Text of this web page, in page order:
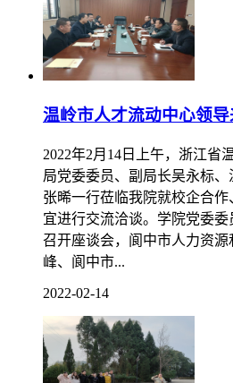
具体...
2022-02-22
温岭市人才流动中心领
2022年2月14日上午，浙江省
局党委委员、副局长吴永标、
召开座谈会，阆中市人力资源
峰、阆中市...
2022-02-14